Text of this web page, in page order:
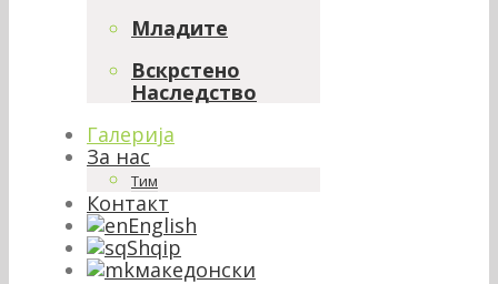
Младите
Вскрстено
Наследство
Галерија
За нас
Тим
Контакт
English
Shqip
македонски